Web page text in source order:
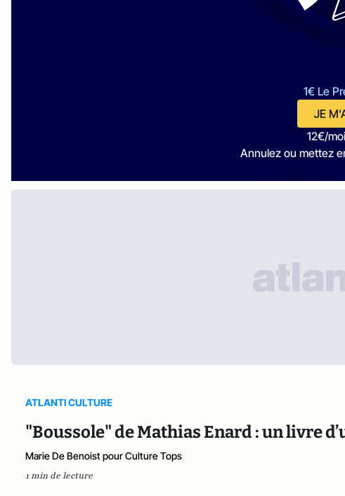
1€ Le
JE
12€/
Annulez ou mettez
ATLANTI CULTURE
"Boussole" de Mathias Enard : un livre
Marie De Benoist pour Culture Tops
1 min de lecture